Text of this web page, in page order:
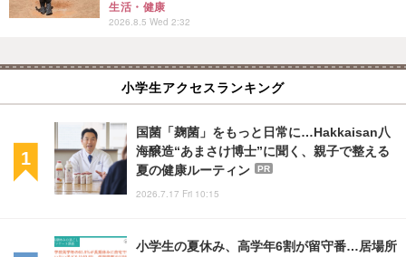
生活・健康
2026.8.5 Wed 2:32
小学生アクセスランキング
国菌「麹菌」をもっと日常に…Hakkaisan八
海醸造“あまさけ博士”に聞く、親子で整える
夏の健康ルーティン
PR
2026.7.17 Fri 10:15
小学生の夏休み、高学年6割が留守番…居場所